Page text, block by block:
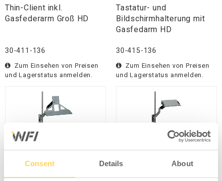
Consent Details About
Thin-Client inkl.
Gasfederarm Groß HD
30-411-136
Zum Einsehen von Preisen
und Lagerstatus anmelden.
Tastatur- und
Bildschirmhalterung mit
Gasfedarm HD
30-415-136
Zum Einsehen von Preisen
und Lagerstatus anmelden.
Tastatur- und
Bildschirmhalterung mit
Gasfederarm Groß HD
Laptopablage mit
Gasfederarm HD